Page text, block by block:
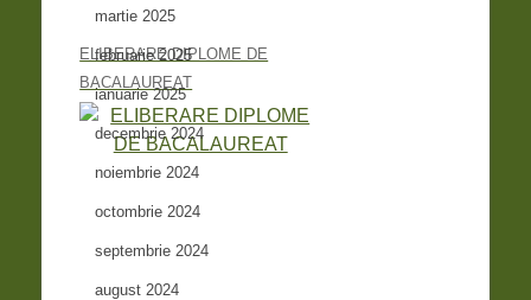
ELIBERARE DIPLOME DE
BACALAUREAT
martie 2025
februarie 2025
ianuarie 2025
decembrie 2024
noiembrie 2024
octombrie 2024
septembrie 2024
august 2024